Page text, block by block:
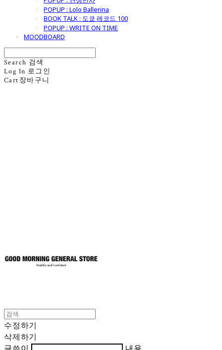
POPUP : Lolo Ballerina
BOOK TALK : 도쿄 레코드 100
POPUP : WRITE ON TIME
MOODBOARD
Search 검색
Log In 로그인
Cart 장바구니
수정하기
삭제하기